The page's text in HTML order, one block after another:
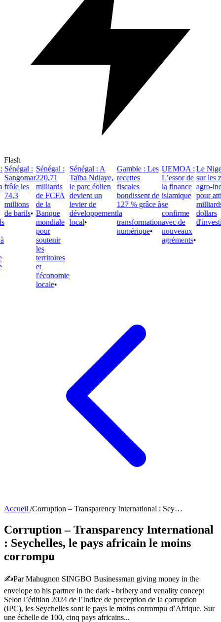
Flash
:
les
barils•
Sénégal :
220,71
milliards
de FCFA
de la
Banque
mondiale
pour
soutenir
les
territoires
l'économie
locale•
Sénégal : A
Taïba Ndiaye,
le parc éolien
devient un
levier de
développement
local•
Gambie : Les
recettes
fiscales
bondissent de
127 % grâce à
la
transformation
numérique•
UEMOA :
L’essor de
la finance
islamique
se
confirme
avec de
nouveaux
agréments•
Le
sur les
agro-
pour
milliards
dollars
Accueil /Corruption – Transparency International : Sey…
Corruption – Transparency International
: Seychelles, le pays africain le moins
corrompu
✍️Par Mahugnon SINGBO Businessman giving money in the
envelope to his partner in the dark - bribery and venality concept
Selon l’édition 2024 de l’Indice de perception de la corruption
(IPC), les Seychelles sont le pays le moins corrompu d’Afrique. Sur
une échelle de 100, cinq pays africains...